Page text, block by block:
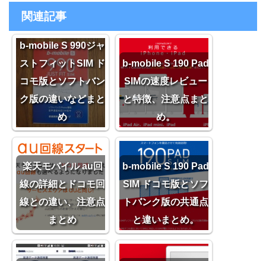
関連記事
b-mobile S 990ジャ
ストフィットSIM ド
コモ版とソフトバン
ク版の違いなどまと
め
b-mobile S 190 Pad
SIMの速度レビュー
と特徴、注意点まと
め。
楽天モバイル au回
線の詳細とドコモ回
線との違い、注意点
まとめ
b-mobile S 190 Pad
SIM ドコモ版とソフ
トバンク版の共通点
と違いまとめ。